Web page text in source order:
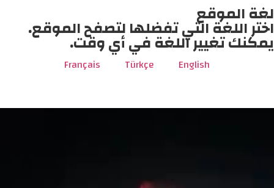
لغة الموقع
اختر اللغة التي تفضلها لتصفح الموقع.
يمكنك تغيير اللغة في أي وقت.
English
Türkçe
Français